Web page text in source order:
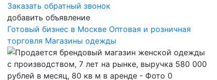
Заказать обратный звонок
добавить объявление
Готовый бизнес в Москве Оптовая и розничная
торговля Магазины одежды